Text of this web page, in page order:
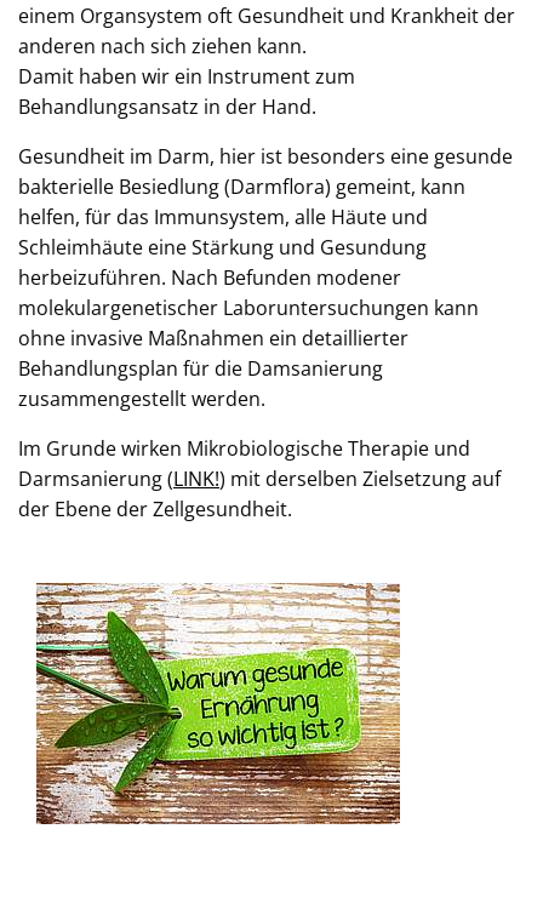
einem Organsystem oft Gesundheit und Krankheit der
anderen nach sich ziehen kann.
Damit haben wir ein Instrument zum
Behandlungsansatz in der Hand.
Gesundheit im Darm, hier ist besonders eine gesunde
bakterielle Besiedlung (Darmflora) gemeint, kann
helfen, für das Immunsystem, alle Häute und
Schleimhäute eine Stärkung und Gesundung
herbeizuführen. Nach Befunden modener
molekulargenetischer Laboruntersuchungen kann
ohne invasive Maßnahmen ein detaillierter
Behandlungsplan für die Damsanierung
zusammengestellt werden.
Im Grunde wirken Mikrobiologische Therapie und
Darmsanierung (LINK!) mit derselben Zielsetzung auf
der Ebene der Zellgesundheit.